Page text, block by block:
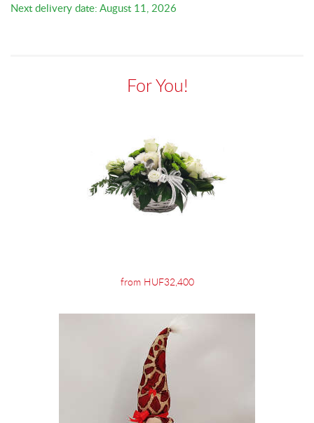
Next delivery date: August 11, 2026
For You!
from HUF32,400